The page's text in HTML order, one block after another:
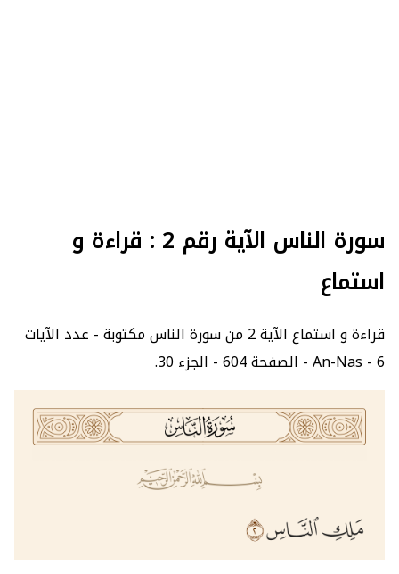
سورة الناس الآية رقم 2 : قراءة و
استماع
قراءة و استماع الآية 2 من سورة الناس مكتوبة - عدد الآيات
6 - An-Nas - الصفحة 604 - الجزء 30.